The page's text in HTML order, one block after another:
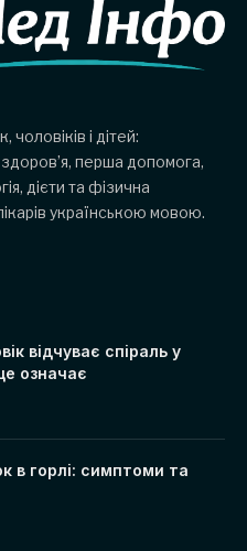
і дітей:
перша допомога,
дієти та фізична
українською мовою.
відчуває спіраль у
означає
в горлі: симптоми та